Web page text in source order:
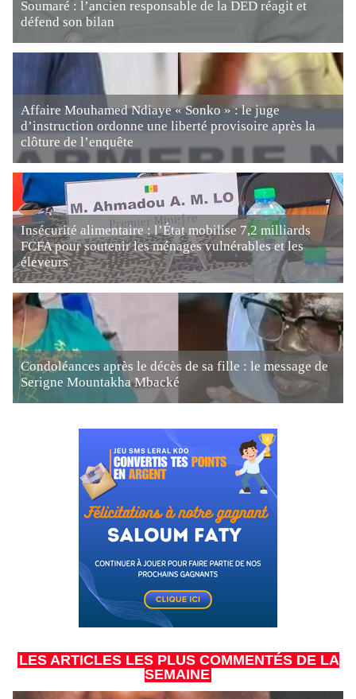
Soumaré : l’ancien responsable de la DED réagit et
défend son bilan
Affaire Mouhamed Ndiaye « Sonko » : le juge
d’instruction ordonne une liberté provisoire après la
clôture de l’enquête
Insécurité alimentaire : l’État mobilise 7,2 milliards
FCFA pour soutenir les ménages vulnérables et les
éleveurs
Condoléances après le décès de sa fille : le message de
Serigne Mountakha Mbacké
LES ARTICLES LES PLUS COMMENTÉS DE LA
SEMAINE